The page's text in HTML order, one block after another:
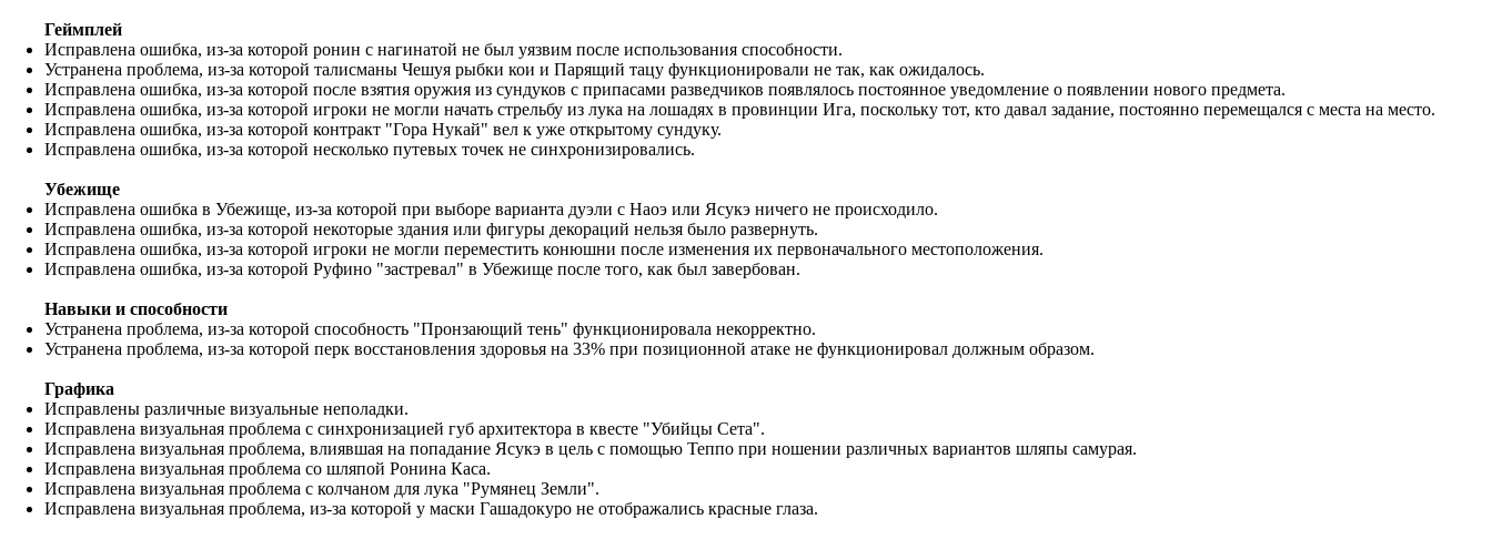
Геймплей
Исправлена ошибка, из-за которой ронин с нагинатой не был уязвим после использования способности.
Устранена проблема, из-за которой талисманы Чешуя рыбки кои и Парящий тацу функционировали не так, как ожидалось.
Исправлена ошибка, из-за которой после взятия оружия из сундуков с припасами разведчиков появлялось постоянное уведомление о появлении нового предмета.
Исправлена ошибка, из-за которой игроки не могли начать стрельбу из лука на лошадях в провинции Ига, поскольку тот, кто давал задание, постоянно перемещался с места на место.
Исправлена ошибка, из-за которой контракт "Гора Нукай" вел к уже открытому сундуку.
Исправлена ошибка, из-за которой несколько путевых точек не синхронизировались.
Убежище
Исправлена ошибка в Убежище, из-за которой при выборе варианта дуэли с Наоэ или Ясукэ ничего не происходило.
Исправлена ошибка, из-за которой некоторые здания или фигуры декораций нельзя было развернуть.
Исправлена ошибка, из-за которой игроки не могли переместить конюшни после изменения их первоначального местоположения.
Исправлена ошибка, из-за которой Руфино "застревал" в Убежище после того, как был завербован.
Навыки и способности
Устранена проблема, из-за которой способность "Пронзающий тень" функционировала некорректно.
Устранена проблема, из-за которой перк восстановления здоровья на 33% при позиционной атаке не функционировал должным образом.
Графика
Исправлены различные визуальные неполадки.
Исправлена визуальная проблема с синхронизацией губ архитектора в квесте "Убийцы Сета".
Исправлена визуальная проблема, влиявшая на попадание Ясукэ в цель с помощью Теппо при ношении различных вариантов шляпы самурая.
Исправлена визуальная проблема со шляпой Ронина Каса.
Исправлена визуальная проблема с колчаном для лука "Румянец Земли".
Исправлена визуальная проблема, из-за которой у маски Гашадокуро не отображались красные глаза.